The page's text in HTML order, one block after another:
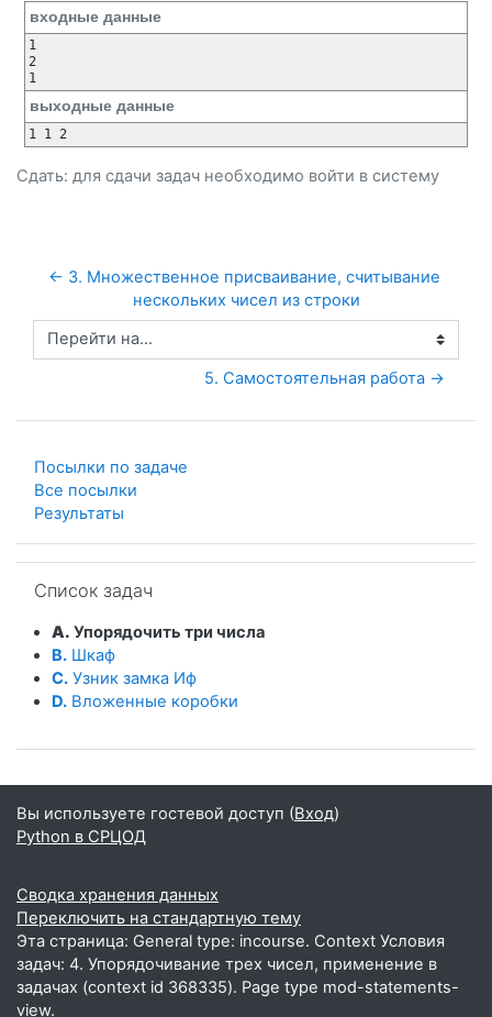
входные данные
1
2
выходные данные
Сдать: для сдачи задач необходимо войти в систему
← 3. Множественное присваивание, считывание
нескольких чисел из строки
Перейти на...
5. Самостоятельная работа →
Посылки по задаче
Все посылки
Результаты
Список задач
A. Упорядочить три числа
B. Шкаф
C. Узник замка Иф
D. Вложенные коробки
Вы используете гостевой доступ (Вход)
Python в СРЦОД
Сводка хранения данных
Переключить на стандартную тему
Эта страница: General type: incourse. Context Условия
задач: 4. Упорядочивание трех чисел, применение в
задачах (context id 368335). Page type mod-statements-
view.